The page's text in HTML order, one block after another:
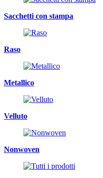
Sacchetti con stampa
Raso
Metallico
Velluto
Nonwoven